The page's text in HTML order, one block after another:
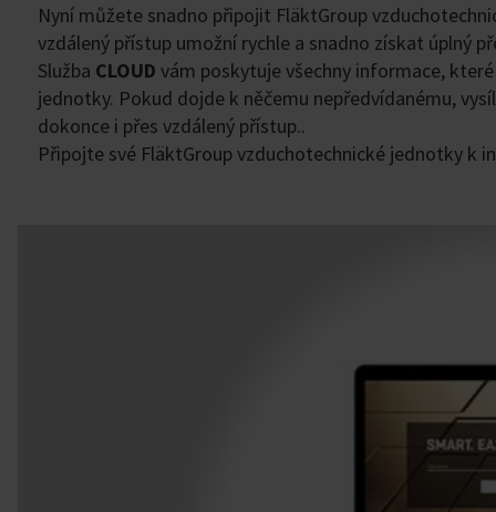
Nyní můžete snadno připojit FläktGroup
vzdálený přístup umožní rychle a snadno získat úplný
Služba CLOUD vám poskytuje všechny informace,
jednotky. Pokud dojde k něčemu nepředvídanému,
dokonce i přes vzdálený přístup..
Připojte své FläktGroup vzduchotechnické jednotky k